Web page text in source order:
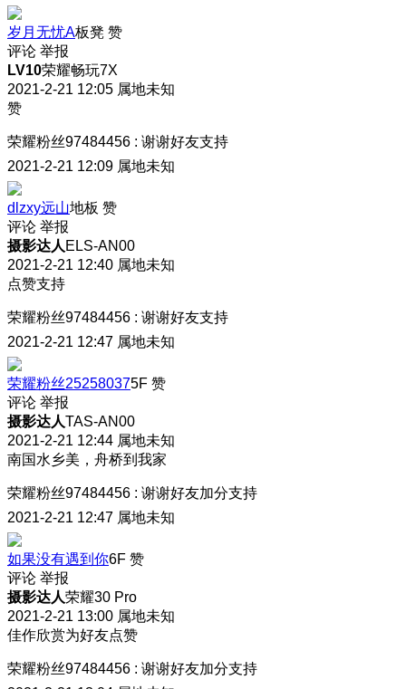
岁月无忧A板凳 赞
评论 举报
LV10荣耀畅玩7X
2021-2-21 12:05 属地未知
赞
荣耀粉丝97484456 : 谢谢好友支持
2021-2-21 12:09 属地未知
dlzxy远山地板 赞
评论 举报
摄影达人 ELS-AN00
2021-2-21 12:40 属地未知
点赞支持
荣耀粉丝97484456 : 谢谢好友支持
2021-2-21 12:47 属地未知
荣耀粉丝252580375F 赞
评论 举报
摄影达人TAS-AN00
2021-2-21 12:44 属地未知
南国水乡美，舟桥到我家
荣耀粉丝97484456 : 谢谢好友加分支持
2021-2-21 12:47 属地未知
如果没有遇到你6F 赞
评论 举报
摄影达人荣耀30 Pro
2021-2-21 13:00 属地未知
佳作欣赏为好友点赞
荣耀粉丝97484456 : 谢谢好友加分支持